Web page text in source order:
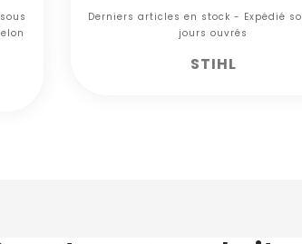
Derniers articles en stock - Expédié
jours ouvrés
STIHL